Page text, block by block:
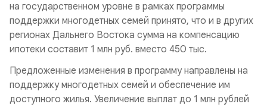
на государственном уровне в рамках программы
поддержки многодетных семей принято, что и в других
регионах Дальнего Востока сумма на компенсацию
ипотеки составит 1 млн руб. вместо 450 тыс.
Предложенные изменения в программу направлены на
поддержку многодетных семей и обеспечение им
доступного жилья. Увеличение выплат до 1 млн рублей